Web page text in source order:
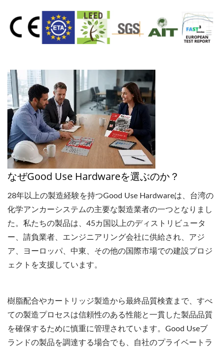
なぜGood Use Hardwareを選ぶのか？
28年以上の製造経験を持つGood Use Hardwareは、台湾の
化学アンカーシステムの主要な製造業者の一つとなりまし
た。私たちの製品は、45カ国以上のディストリビュータ
ー、請負業者、エンジニアリング会社に供給され、アジ
ア、ヨーロッパ、中東、その他の国際市場での建設プロジ
ェクトを支援しています。
樹脂配合やカートリッジ製造から最終品質検査まで、すべ
ての製造プロセスは信頼性のある性能と一貫した製品品質
を確保するために慎重に管理されています。Good Useブ
ランドの製品を調達する場合でも、自社のプライベートラ